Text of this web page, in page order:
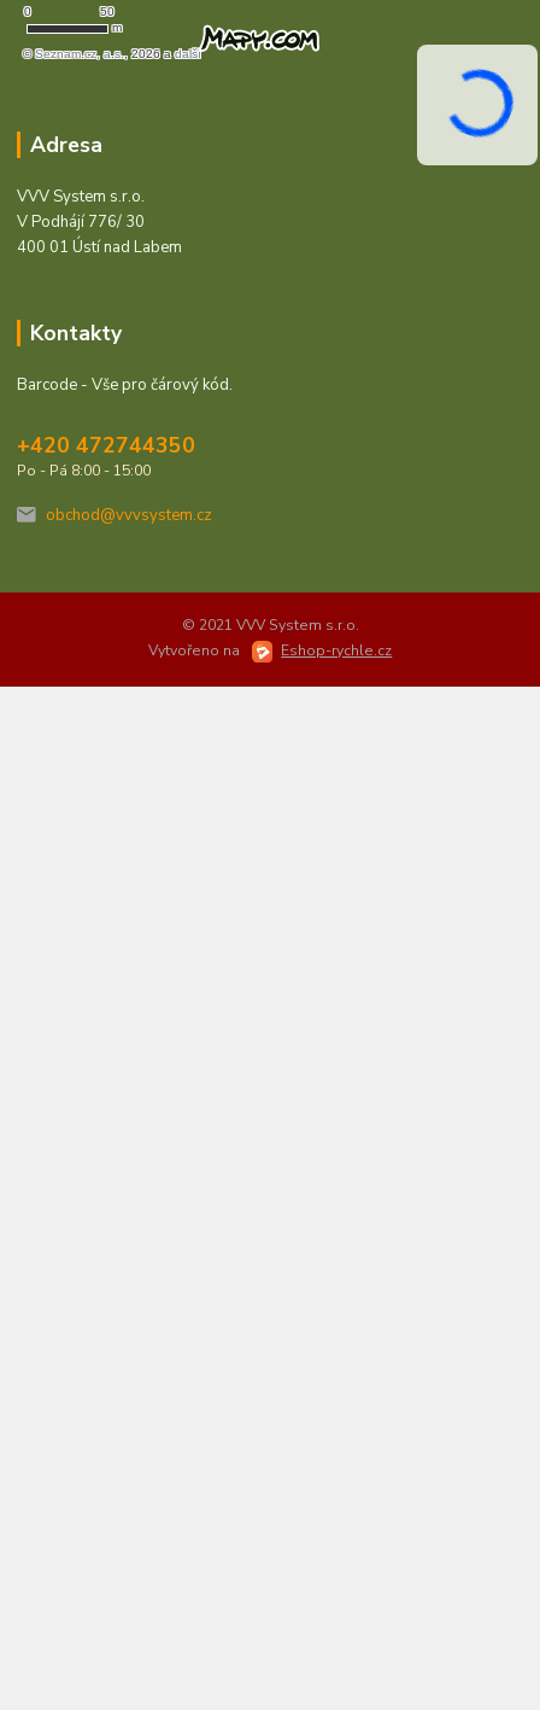
Adresa
VVV System s.r.o.
V Podhájí 776/ 30
400 01 Ústí nad Labem
Kontakty
Barcode - Vše pro čárový kód.
+420 472744350
Po - Pá 8:00 - 15:00
obchod@vvvsystem.cz
© 2021 VVV System s.r.o.
Vytvořeno na
Eshop-rychle.cz